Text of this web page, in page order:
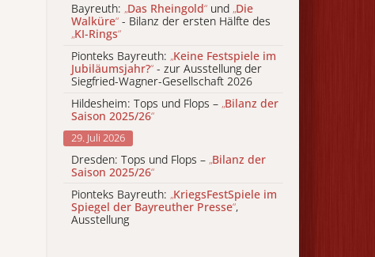
Bayreuth: „Das Rheingold“ und „Die
Walküre“ - Bilanz der ersten Hälfte des
„KI-Rings“
Pionteks Bayreuth: „Keine Festspiele im
Jubiläumsjahr?“ - zur Ausstellung der
Siegfried-Wagner-Gesellschaft 2026
Hildesheim: Tops und Flops – „Bilanz der
Saison 2025/26“
29. Juli 2026
Dresden: Tops und Flops – „Bilanz der
Saison 2025/26“
Pionteks Bayreuth: „KriegsFestSpiele im
Spiegel der Bayreuther Presse“,
Ausstellung